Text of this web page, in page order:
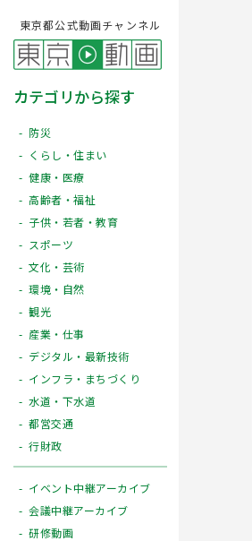
東京都公式動画チャンネル
カテゴリから探す
防災
くらし・住まい
健康・医療
高齢者・福祉
子供・若者・教育
スポーツ
文化・芸術
環境・自然
観光
産業・仕事
デジタル・最新技術
インフラ・まちづくり
水道・下水道
都営交通
行財政
イベント中継アーカイブ
会議中継アーカイブ
研修動画